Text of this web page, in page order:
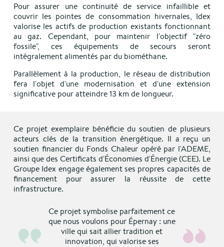
Pour assurer une continuité de service infaillible et
couvrir les pointes de consommation hivernales, Idex
valorise les actifs de production existants fonctionnant
au gaz. Cependant, pour maintenir l'objectif "zéro
fossile", ces équipements de secours seront
intégralement alimentés par du biométhane.
Parallèlement à la production, le réseau de distribution
fera l'objet d'une modernisation et d'une extension
significative pour atteindre 13 km de longueur.
Ce projet exemplaire bénéficie du soutien de plusieurs
acteurs clés de la transition énergétique. Il a reçu un
soutien financier du Fonds Chaleur opéré par l'ADEME,
ainsi que des Certificats d'Économies d'Énergie (CEE). Le
Groupe Idex engage également ses propres capacités de
financement pour assurer la réussite de cette
infrastructure.
Ce projet symbolise parfaitement ce
que nous voulons pour Épernay : une
ville qui sait allier tradition et
innovation, qui valorise ses